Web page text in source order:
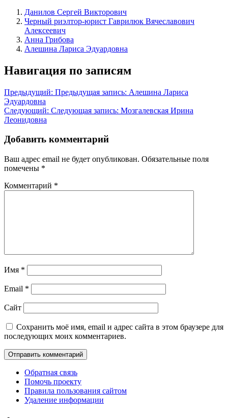
Данилов Сергей Викторович
Черный риэлтор-юрист Гаврилюк Вячеславович
Алексеевич
Анна Грибова
Алешина Лариса Эдуардовна
Навигация по записям
Предыдущий: Предыдущая запись: Алешина Лариса
Эдуардовна
Следующий: Следующая запись: Мозгалевская Ирина
Леонидовна
Добавить комментарий
Ваш адрес email не будет опубликован. Обязательные поля
помечены *
Комментарий *
Имя *
Email *
Сайт
Сохранить моё имя, email и адрес сайта в этом браузере для
последующих моих комментариев.
Обратная связь
Помочь проекту
Правила пользования сайтом
Удаление информации